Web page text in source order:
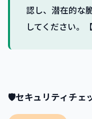
認し、潜在的な
してください。
🛡セキュリティチェ